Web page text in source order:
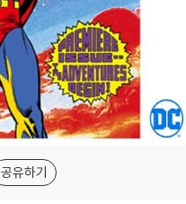
공유하기